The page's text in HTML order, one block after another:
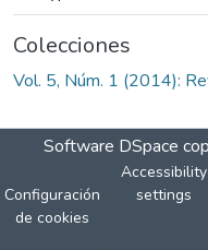
Colecciones
Vol. 5, Núm. 1 (2014):
Software DSpace
Configuración
de cookies
Accessibility
settings